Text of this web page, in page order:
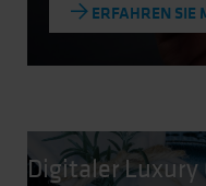
ERFAHREN SIE
Digitaler